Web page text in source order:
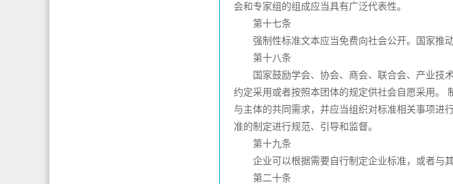
会和专家组的组成应当具有广泛代表性。
第十七条
强制性标准文本应当免费向社会公开。国家推动
第十八条
国家鼓励学会、协会、商会、联合会、产业技术
约定采用或者按照本团体的规定供社会自愿采用。
与主体的共同需求，并应当组织对标准相关事项进
准的制定进行规范、引导和监督。
第十九条
企业可以根据需要自行制定企业标准，或者与其
第二十条